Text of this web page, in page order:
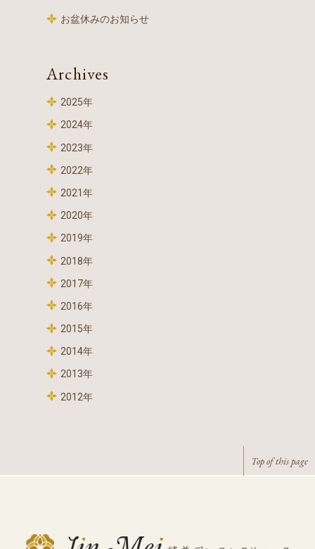
お盆休みのお知らせ
Archives
2025年
2024年
2023年
2022年
2021年
2020年
2019年
2018年
2017年
2016年
2015年
2014年
2013年
2012年
Top of this page